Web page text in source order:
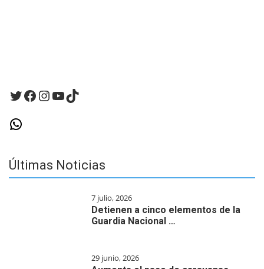
Twitter
Facebook
Instagram
YouTube
TikTok
WhatsApp
Últimas Noticias
7 julio, 2026
Detienen a cinco elementos de la
Guardia Nacional …
29 junio, 2026